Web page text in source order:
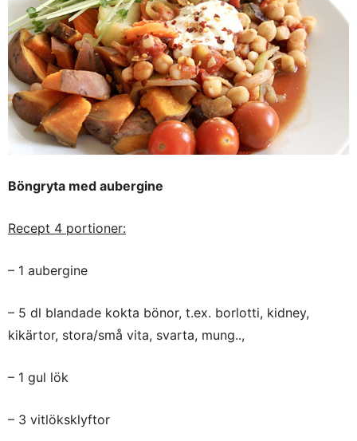
Böngryta med aubergine
Recept 4 portioner:
– 1 aubergine
– 5 dl blandade kokta bönor, t.ex. borlotti, kidney,
kikärtor, stora/små vita, svarta, mung..,
– 1 gul lök
– 3 vitlöksklyftor